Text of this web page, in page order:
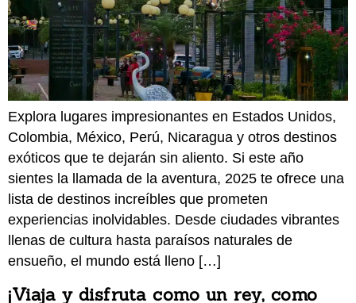
Explora lugares impresionantes en Estados Unidos,
Colombia, México, Perú, Nicaragua y otros destinos
exóticos que te dejarán sin aliento. Si este año
sientes la llamada de la aventura, 2025 te ofrece una
lista de destinos increíbles que prometen
experiencias inolvidables. Desde ciudades vibrantes
llenas de cultura hasta paraísos naturales de
ensueño, el mundo está lleno […]
¡Viaja y disfruta como un rey, como